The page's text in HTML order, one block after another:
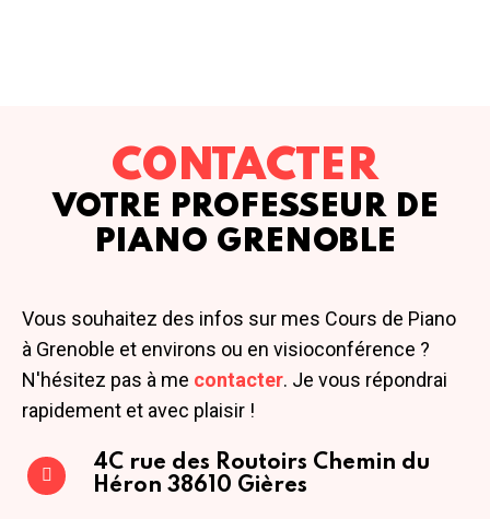
CONTACTER
VOTRE PROFESSEUR DE
PIANO GRENOBLE
Vous souhaitez des infos sur mes Cours de Piano
à Grenoble et environs ou en visioconférence ?
N'hésitez pas à me contacter. Je vous répondrai
rapidement et avec plaisir !
4C rue des Routoirs Chemin du
Héron 38610 Gières